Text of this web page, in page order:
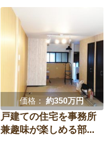
価格：約350万円
戸建ての住宅を事務所
兼趣味が楽しめる部...